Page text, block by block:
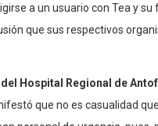
a un usuario con Tea y su
que sus respectivos
Hospital Regional de
que no es casualidad